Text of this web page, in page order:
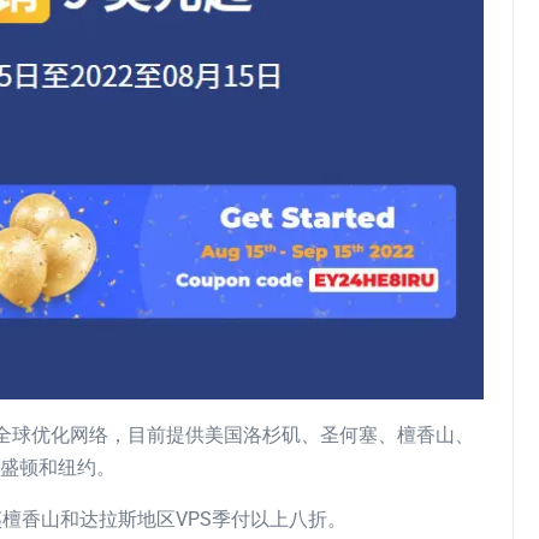
优化网络，目前提供美国洛杉矶、圣何塞、檀香山、
顿和纽约。
香山和达拉斯地区VPS季付以上八折。